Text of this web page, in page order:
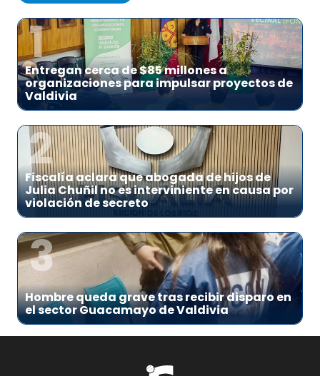
1
Entregan cerca de $85 millones a
organizaciones para impulsar proyectos de
Valdivia
2
Fiscalía aclara que abogada de hijos de
Julia Chuñil no es interviniente en causa por
violación de secreto
3
Hombre queda grave tras recibir disparo en
el sector Guacamayo de Valdivia